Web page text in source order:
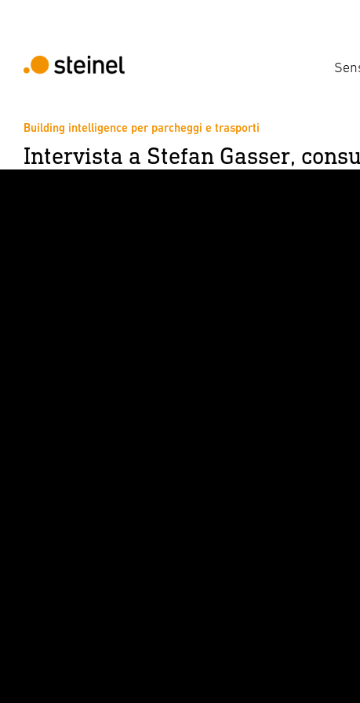
Building intelligence per parcheggi e trasporti
Intervista a Stefan Gasser,